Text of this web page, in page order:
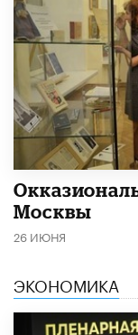
Москвы
26 ИЮНЯ
ЭКОНОМИКА